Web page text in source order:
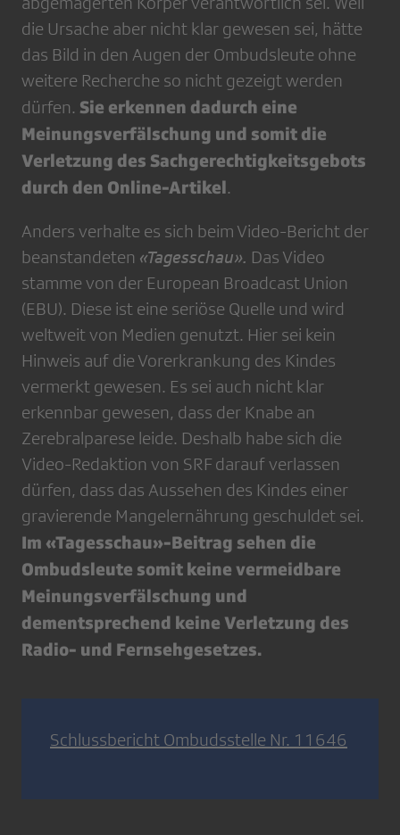
die Ursache aber nicht klar gewesen sei, hätte
das Bild in den Augen der Ombudsleute ohne
weitere Recherche so nicht gezeigt werden
dürfen. Sie erkennen dadurch eine
Meinungsverfälschung und somit die
Verletzung des Sachgerechtigkeitsgebots
durch den Online-Artikel.
Anders verhalte es sich beim Video-Bericht der
beanstandeten «Tagesschau». Das Video
stamme von der European Broadcast Union
(EBU). Diese ist eine seriöse Quelle und wird
weltweit von Medien genutzt. Hier sei kein
Hinweis auf die Vorerkrankung des Kindes
vermerkt gewesen. Es sei auch nicht klar
erkennbar gewesen, dass der Knabe an
Zerebralparese leide. Deshalb habe sich die
Video-Redaktion von SRF darauf verlassen
dürfen, dass das Aussehen des Kindes einer
gravierende Mangelernährung geschuldet sei.
Im «Tagesschau»-Beitrag sehen die
Ombudsleute somit keine vermeidbare
Meinungsverfälschung und
dementsprechend keine Verletzung des
Radio- und Fernsehgesetzes.
Schlussbericht Ombudsstelle Nr. 11646